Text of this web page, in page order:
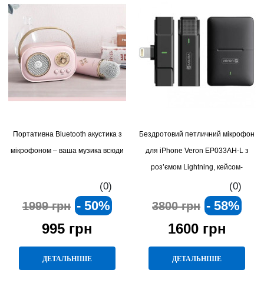
Портативна Bluetooth акустика з
мікрофоном – ваша музика всюди
(0)
1999 грн - 50%
995 грн
ДЕТАЛЬНІШЕ
Бездротовий петличний мікрофон
для iPhone Veron EP033AH-L з
роз’ємом Lightning, кейсом-
зарядкою, шумопоглинанням та
автоматичною синхронізацією
(0)
3800 грн - 58%
1600 грн
ДЕТАЛЬНІШЕ